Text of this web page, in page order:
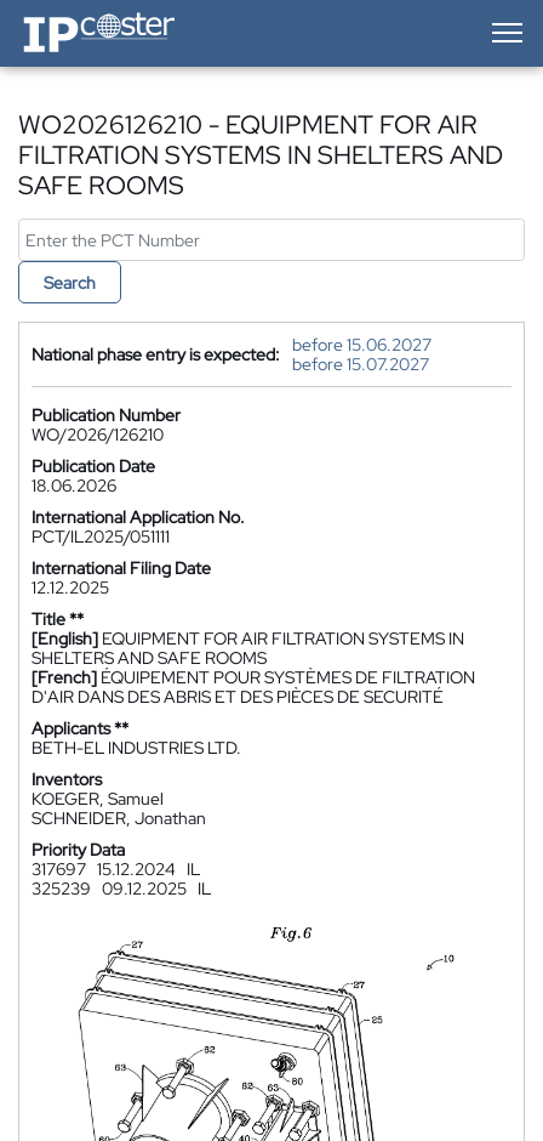
IP-Coster — Home
WO2026126210 - EQUIPMENT FOR AIR
FILTRATION SYSTEMS IN SHELTERS AND
SAFE ROOMS
Search
National phase entry is expected:
before 15.06.2027
before 15.07.2027
Publication Number
WO/2026/126210
Publication Date
18.06.2026
International Application No.
PCT/IL2025/051111
International Filing Date
12.12.2025
Title **
[English] EQUIPMENT FOR AIR FILTRATION SYSTEMS IN
SHELTERS AND SAFE ROOMS
[French] ÉQUIPEMENT POUR SYSTÈMES DE FILTRATION
D'AIR DANS DES ABRIS ET DES PIÈCES DE SECURITÉ
Applicants **
BETH-EL INDUSTRIES LTD.
Inventors
KOEGER, Samuel
SCHNEIDER, Jonathan
Priority Data
317697 15.12.2024
IL
325239 09.12.2025 IL